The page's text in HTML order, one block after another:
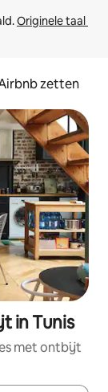
Originele taal
zetten
in Tunis
met ontbijt